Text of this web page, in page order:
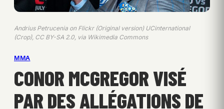
Andrius Petrucenia on Flickr (Original version) UCinternational
(Crop), CC BY-SA 2.0, via Wikimedia Commons
MMA
CONOR MCGREGOR VISÉ
PAR DES ALLÉGATIONS DE